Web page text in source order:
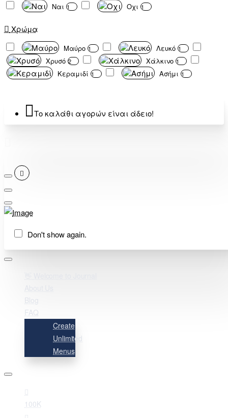
Ναι 1 Οχι 1
Χρώμα
Mαύρο 1 Λευκό 1
Χρυσό 2 Χάλκινο 1
Κεραμιδί 1 Ασήμι 1
Το καλάθι αγορών είναι άδειο!
Don't show again.
Blog
FAQ
Create
Unlimited
Menus
100K